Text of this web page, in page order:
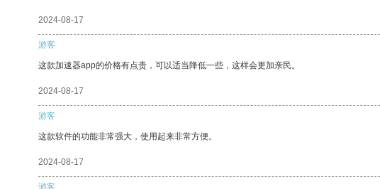
2024-08-17
游客
这款加速器app的价格有点贵，可以适当降低一些，这样会更加亲民。
2024-08-17
游客
这款软件的功能非常强大，使用起来非常方便。
2024-08-17
游客